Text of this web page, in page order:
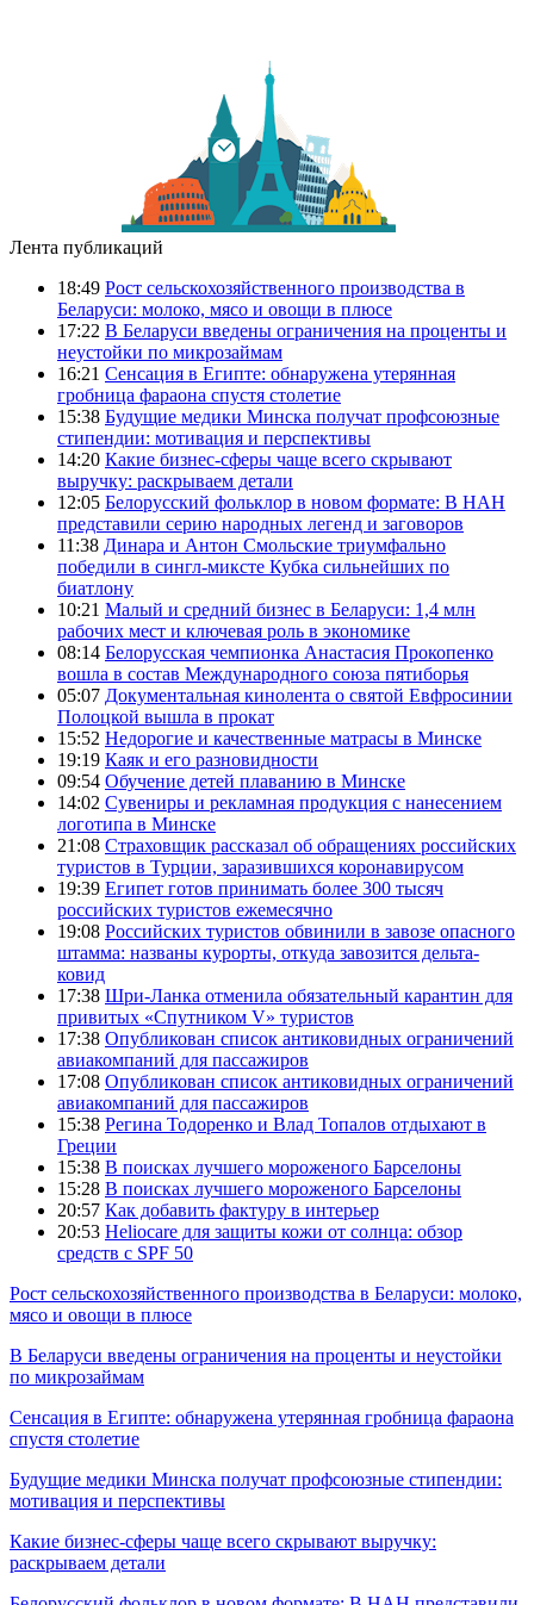
Лента публикаций
18:49 Рост сельскохозяйственного производства в
Беларуси: молоко, мясо и овощи в плюсе
17:22 В Беларуси введены ограничения на проценты и
неустойки по микрозаймам
16:21 Сенсация в Египте: обнаружена утерянная
гробница фараона спустя столетие
15:38 Будущие медики Минска получат профсоюзные
стипендии: мотивация и перспективы
14:20 Какие бизнес-сферы чаще всего скрывают
выручку: раскрываем детали
12:05 Белорусский фольклор в новом формате: В НАН
представили серию народных легенд и заговоров
11:38 Динара и Антон Смольские триумфально
победили в сингл-миксте Кубка сильнейших по
биатлону
10:21 Малый и средний бизнес в Беларуси: 1,4 млн
рабочих мест и ключевая роль в экономике
08:14 Белорусская чемпионка Анастасия Прокопенко
вошла в состав Международного союза пятиборья
05:07 Документальная кинолента о святой Евфросинии
Полоцкой вышла в прокат
15:52 Недорогие и качественные матрасы в Минске
19:19 Каяк и его разновидности
09:54 Обучение детей плаванию в Минске
14:02 Сувениры и рекламная продукция с нанесением
логотипа в Минске
21:08 Страховщик рассказал об обращениях российских
туристов в Турции, заразившихся коронавирусом
19:39 Египет готов принимать более 300 тысяч
российских туристов ежемесячно
19:08 Российских туристов обвинили в завозе опасного
штамма: названы курорты, откуда завозится дельта-
ковид
17:38 Шри-Ланка отменила обязательный карантин для
привитых «Спутником V» туристов
17:38 Опубликован список антиковидных ограничений
авиакомпаний для пассажиров
17:08 Опубликован список антиковидных ограничений
авиакомпаний для пассажиров
15:38 Регина Тодоренко и Влад Топалов отдыхают в
Греции
15:38 В поисках лучшего мороженого Барселоны
15:28 В поисках лучшего мороженого Барселоны
20:57 Как добавить фактуру в интерьер
20:53 Heliocare для защиты кожи от солнца: обзор
средств с SPF 50
Рост сельскохозяйственного производства в Беларуси: молоко,
мясо и овощи в плюсе
В Беларуси введены ограничения на проценты и неустойки
по микрозаймам
Сенсация в Египте: обнаружена утерянная гробница фараона
спустя столетие
Будущие медики Минска получат профсоюзные стипендии:
мотивация и перспективы
Какие бизнес-сферы чаще всего скрывают выручку:
раскрываем детали